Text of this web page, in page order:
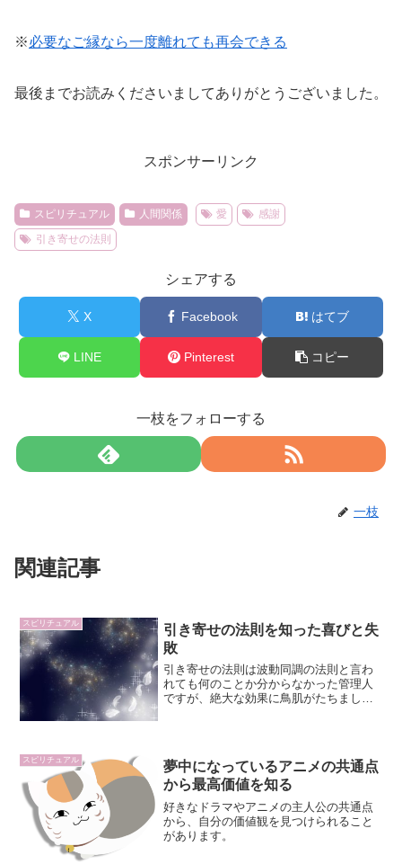
※必要なご縁なら一度離れても再会できる
最後までお読みくださいましてありがとうございました。
スポンサーリンク
スピリチュアル 人間関係 愛
感謝
引き寄せの法則
シェアする
X Facebook はてブ
LINE Pinterest コピー
一枝をフォローする
一枝
関連記事
スピリチュアル
引き寄せの法則を知った喜びと失
敗
引き寄せの法則は波動同調の法則と言わ
れても何のことか分からなかった管理人
ですが、絶大な効果に鳥肌がたちまし
スピリチュアル
夢中になっているアニメの共通点
から最高価値を知る
好きなドラマやアニメの主人公の共通点
から、自分の価値観を見つけられること
があります。